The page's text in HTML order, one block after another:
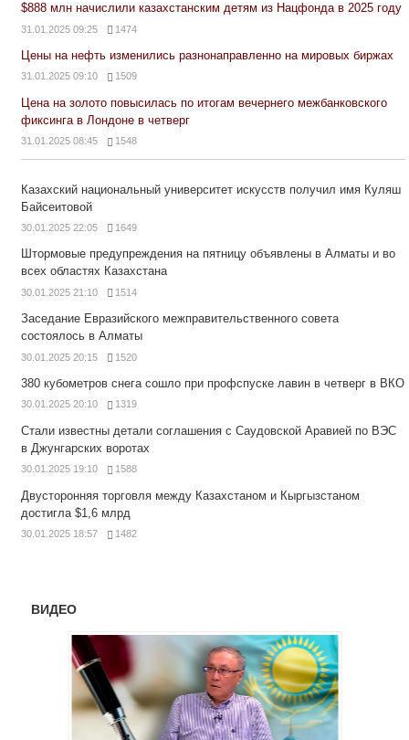
$888 млн начислили казахстанским детям из Нацфонда в 2025 году
31.01.2025 09:25 1474
Цены на нефть изменились разнонаправленно на мировых биржах
31.01.2025 09:10 1509
Цена на золото повысилась по итогам вечернего межбанковского
фиксинга в Лондоне в четверг
31.01.2025 08:45 1548
Казахский национальный университет искусств получил имя Куляш
Байсеитовой
30.01.2025 22:05 1649
Штормовые предупреждения на пятницу объявлены в Алматы и во
всех областях Казахстана
30.01.2025 21:10 1514
Заседание Евразийского межправительственного совета
состоялось в Алматы
30.01.2025 20:15 1520
380 кубометров снега сошло при профспуске лавин в четверг в ВКО
30.01.2025 20:10 1319
Стали известны детали соглашения с Саудовской Аравией по ВЭС
в Джунгарских воротах
30.01.2025 19:10 1588
Двусторонняя торговля между Казахстаном и Кыргызстаном
достигла $1,6 млрд
30.01.2025 18:57 1482
ВИДЕО